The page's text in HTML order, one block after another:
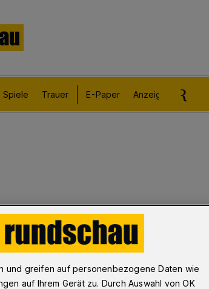
Spiele Trauer E-Paper Anzeigen aufgeben
und greifen auf personenbezogene Daten wie
auf Ihrem Gerät zu. Durch Auswahl von OK